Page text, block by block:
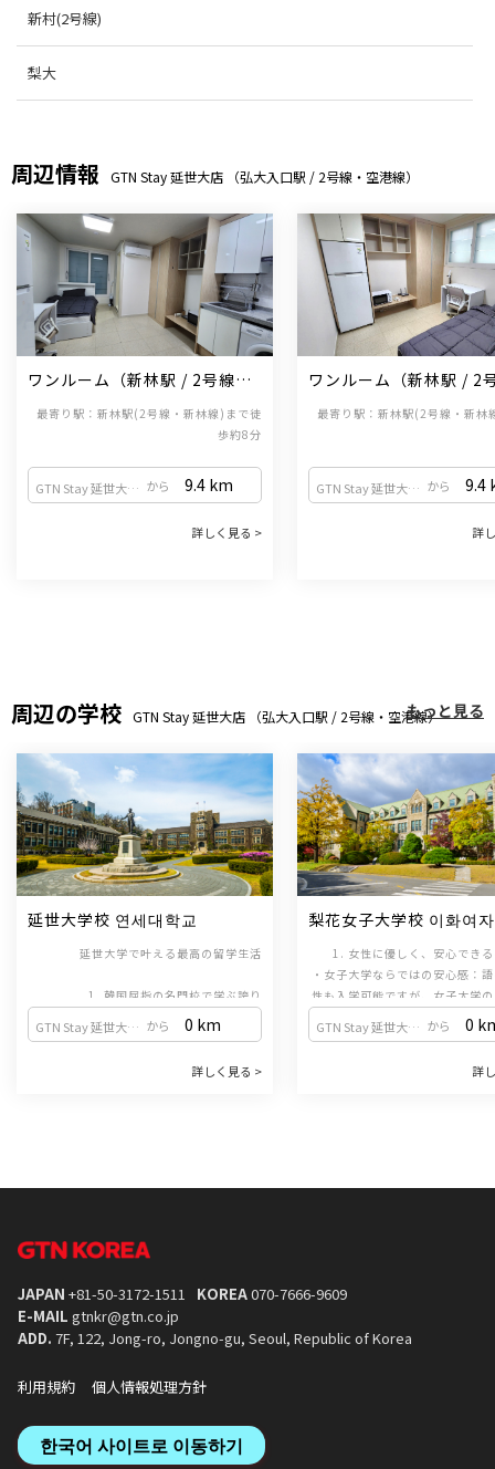
新村(2号線)
梨大
周辺情報 GTN Stay 延世大店 （弘大入口駅 / 2号線・空港線）
ワンルーム（新林駅 / 2号線・
新林線）
最寄り駅：新林駅(2号線・新林線)まで徒
歩約8分
GTN Stay 延世大店 （弘大入口駅 / 2号線・空港線） から 9.4 km
詳しく見る >
ワンルーム（新林駅 / 2
新林線）
最寄り駅：新林駅(2号線・新林
GTN Stay 延世大店 （弘大入口駅 / 2号線・空港線） から 9.4
詳
周辺の学校 GTN Stay 延世大店 （弘大入口駅 / 2号線・空港線）もっと見る
延世大学校 연세대학교
延世大学で叶える最高の留学生活
1. 韓国屈指の名門校で学ぶ誇り
韓国の「3大名門大学（SKY）」の一つで
あり、国内で最も長い歴史と伝統を誇る韓
ます。世界中から集まる優秀な学生たちと
国際化を牽引する大学として、多様な英語
グラムを完備。海外からの学生を温かく迎
え入れる文化が根付いています。
4. 体系的な「正規課程」で確かな実力を
多国籍な学習環境：世界各地から集まった
深く学びます。
間の密度の高い授業を通じて、基礎から応
用まで体系的にスキルアップできます。
GTN Stay 延世大店 （弘大入口駅 / 2号線・空港線） から 0 km
詳しく見る >
梨花女子大学校 이화여
1. 女性に優しく、安心でき
・女子大学ならではの安心感：
性も入学可能ですが、女子大学
ス内にあるため、女性の比率が
生にとっても安全で体系的な教
て学ぶことが
・試験形式に合わせた学習：
名所探訪などの文化行事、韓国
4. 学生同士の活発な交流とサ
・現役学生によるサポート：梨
GTN Stay 延世大店 （弘大入口駅 / 2号線・空港線） から 0
詳
JAPAN +81-50-3172-1511 KOREA070-7666-9609
E-MAIL gtnkr@gtn.co.jp
ADD. 7F, 122, Jong-ro, Jongno-gu, Seoul, Republic of Korea
利用規約 個人情報処理方針
한국어 사이트로 이동하기